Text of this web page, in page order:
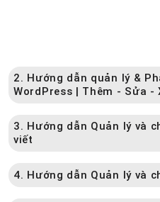
2. Hướng dẫn quản lý &
WordPress | Thêm - Sửa -
3. Hướng dẫn Quản lý và
viết
4. Hướng dẫn Quản lý và